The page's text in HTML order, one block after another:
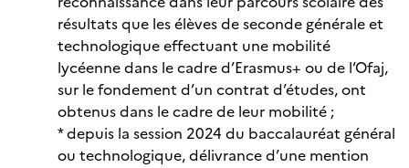
résultats que les élèves de seconde générale et
technologique effectuant une mobilité
lycéenne dans le cadre d’Erasmus+ ou de l’Ofaj,
sur le fondement d’un contrat d’études, ont
obtenus dans le cadre de leur mobilité ;
* depuis la session 2024 du baccalauréat général
ou technologique, délivrance d’une mention